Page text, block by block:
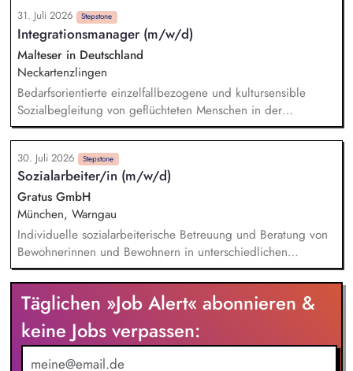
Die inhaltlichen Schwerpunkte liegen dabei auf den
Bereichen Lesen lernen, Mehrsprachigkeitsbewusstsein und
Alphabetisierung in der Grundschule.
31. Juli 2026 Stepstone
Integrationsmanager (m/w/d)
Malteser in Deutschland
Neckartenzlingen
Bedarfsorientierte einzelfallbezogene und kultursensible
Sozialbegleitung von geflüchteten Menschen in der
Anschlussunterbringung im GVV Neckartenzlingen (Beratung
bei Fragen rund um die Themen Arbeit, Wohnen,
Gesundheit und Finanzen) Zusammenarbeit mit den
Behörden der Flüchtlingsarbeit (Jobcenter, Kommune etc.)
Einbindung und Ansprechpartner (m/w/d) für Ehrenamtliche
Erstellung und Auswertung von Integrationsverläufen
Netzwerkarbeit im Sozialraum
30. Juli 2026 Stepstone
Sozialarbeiter/in (m/w/d)
Gratus GmbH
München, Warngau
Individuelle sozialarbeiterische Betreuung und Beratung von
Bewohnerinnen und Bewohnern in unterschiedlichen
Lebenslagen Unterstützung bei administrativen
Angelegenheiten, Behördengängen sowie im Kontakt mit
Ämtern und Institutionen Begleitung von
Integrationsprozessen und Förderung der gesellschaftlichen
Teilhabe Unterstützung bei der Orientierung im deutschen
Hilfs-, Bildungs- und Gesundheitssystem Beratung in sozialen,
Täglichen »Job Alert« abonnieren &
keine Jobs verpassen: